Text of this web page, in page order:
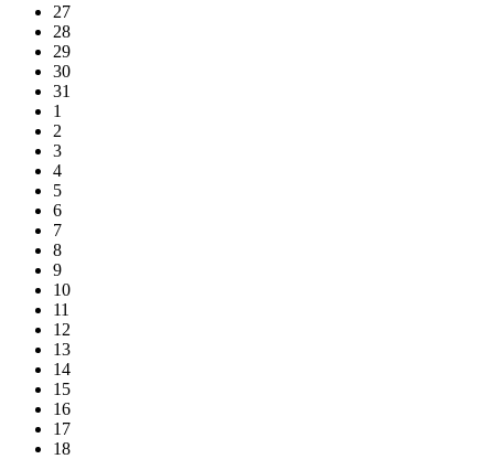
27
28
29
30
31
1
2
3
4
5
6
7
8
9
10
11
12
13
14
15
16
17
18